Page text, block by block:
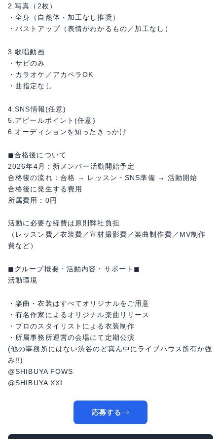
2.写真（2枚）
・全身（自然体・加工なし推奨）
・バストアップ（表情がわかるもの／加工なし）
3.歌唱動画
・サビのみ
・カラオケ／アカペラOK
・曲指定なし
4.SNS情報(任意)
5.アピールポイント(任意)
6.オーディションを知ったきっかけ
◼︎合格後について
2026年4月：新メンバー活動開始予定
合格後の流れ：合格 → レッスン・SNS準備 → 活動開始
合格後に発生する費用
所属費用：0円
活動に必要な経費は原則弊社負担
（レッスン費／衣装費／宣材撮影費／楽曲制作費／MV制作
費など）
◼︎グループ概要・活動内容・サポート◼︎
活動環境
・楽曲・衣装はすべてオリジナルをご用意
・有名作家によるオリジナル楽曲リリース
・プロのスタイリストによる衣装制作
・所属事務所運営の会場にて定期公演
(他の事務所にはない渋谷のど真ん中にライブハウス所有が強
み!!)
@SHIBUYA FOWS
@SHIBUYA XXI
応募する